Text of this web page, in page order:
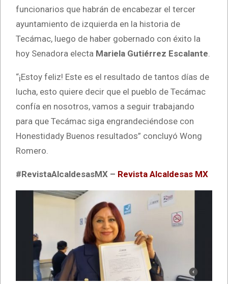
funcionarios que habrán de encabezar el tercer
ayuntamiento de izquierda en la historia de
Tecámac, luego de haber gobernado con éxito la
hoy Senadora electa Mariela Gutiérrez Escalante
“¡Estoy feliz! Este es el resultado de tantos días de
lucha, esto quiere decir que el pueblo de Tecámac
confía en nosotros, vamos a seguir trabajando
para que Tecámac siga engrandeciéndose con
Honestidady Buenos resultados” concluyó Wong
Romero.
#RevistaAlcaldesasMX – Revista Alcaldesas MX